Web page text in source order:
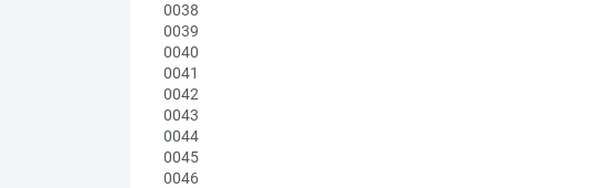
0038
0039
0040
0041
0042
0043
0044
0045
0046